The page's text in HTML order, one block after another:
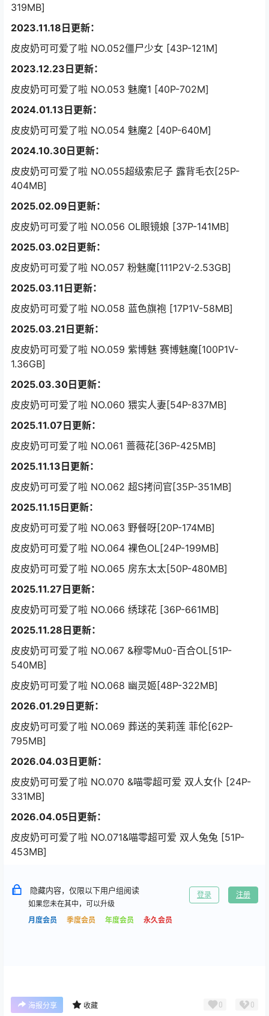
319MB]
2023.11.18日更新：
皮皮奶可可爱了啦 NO.052僵尸少女 [43P-121M]
2023.12.23日更新：
皮皮奶可可爱了啦 NO.053 魅魔1 [40P-702M]
2024.01.13日更新：
皮皮奶可可爱了啦 NO.054 魅魔2 [40P-640M]
2024.10.30日更新：
皮皮奶可可爱了啦 NO.055超级索尼子 露背毛衣[25P-
404MB]
2025.02.09日更新：
皮皮奶可可爱了啦 NO.056 OL眼镜娘 [37P-141MB]
2025.03.02日更新：
皮皮奶可可爱了啦 NO.057 粉魅魔[111P2V-2.53GB]
2025.03.11日更新：
皮皮奶可可爱了啦 NO.058 蓝色旗袍 [17P1V-58MB]
2025.03.21日更新：
皮皮奶可可爱了啦 NO.059 紫博魅 赛博魅魔[100P1V-
1.36GB]
2025.03.30日更新：
皮皮奶可可爱了啦 NO.060 猥实人妻[54P-837MB]
2025.11.07日更新：
皮皮奶可可爱了啦 NO.061 蔷薇花[36P-425MB]
2025.11.13日更新：
皮皮奶可可爱了啦 NO.062 超S拷问官[35P-351MB]
2025.11.15日更新：
皮皮奶可可爱了啦 NO.063 野餐呀[20P-174MB]
皮皮奶可可爱了啦 NO.064 裸色OL[24P-199MB]
皮皮奶可可爱了啦 NO.065 房东太太[50P-480MB]
2025.11.27日更新：
皮皮奶可可爱了啦 NO.066 绣球花 [36P-661MB]
2025.11.28日更新：
皮皮奶可可爱了啦 NO.067 &穆零Mu0-百合OL[51P-
540MB]
皮皮奶可可爱了啦 NO.068 幽灵姬[48P-322MB]
2026.01.29日更新：
皮皮奶可可爱了啦 NO.069 葬送的芙莉莲 菲伦[62P-
795MB]
2026.04.03日更新：
皮皮奶可可爱了啦 NO.070 &喵零超可爱 双人女仆 [24P-
331MB]
2026.04.05日更新：
皮皮奶可可爱了啦 NO.071&喵零超可爱 双人兔兔 [51P-
453MB]
隐藏内容，仅限以下用户组阅读
如果您未在其中，可以升级
月度会员
季度会员 年度会员 永久会员
登录 注册
海报分享 收藏 0 0